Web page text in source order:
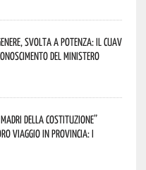
svolta a Potenza: il CUAV
del Ministero
Madri della Costituzione”
viaggio in provincia: i